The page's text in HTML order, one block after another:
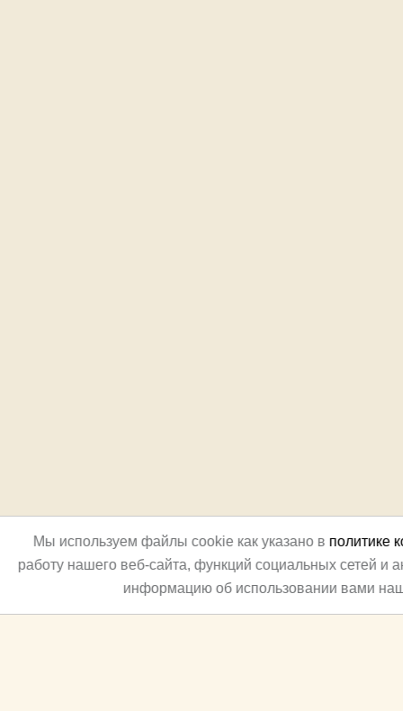
Мы используем файлы cookie как указано в политике
работу нашего веб-сайта, функций социальных сетей и
информацию об использовании вами